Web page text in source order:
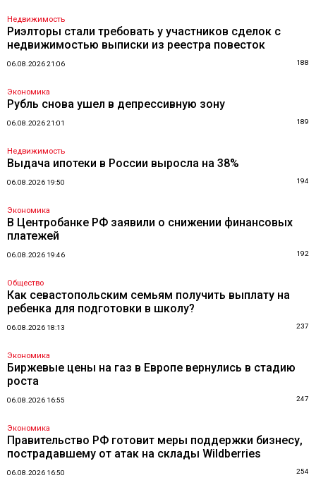
Недвижимость
Риэлторы стали требовать у участников сделок с
недвижимостью выписки из реестра повесток
06.08.2026 21:06 188
Экономика
Рубль снова ушел в депрессивную зону
06.08.2026 21:01 189
Недвижимость
Выдача ипотеки в России выросла на 38%
06.08.2026 19:50 194
Экономика
В Центробанке РФ заявили о снижении финансовых
платежей
06.08.2026 19:46 192
Общество
Как севастопольским семьям получить выплату на
ребенка для подготовки в школу?
06.08.2026 18:13 237
Экономика
Биржевые цены на газ в Европе вернулись в стадию
роста
06.08.2026 16:55 247
Экономика
Правительство РФ готовит меры поддержки бизнесу,
пострадавшему от атак на склады Wildberries
06.08.2026 16:50 254